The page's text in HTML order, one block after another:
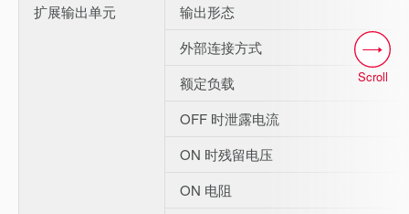
扩展输出单元
输出形态
外部连接方式
额定负载
OFF 时泄露电流
ON 时残留电压
ON 电阻
Scroll